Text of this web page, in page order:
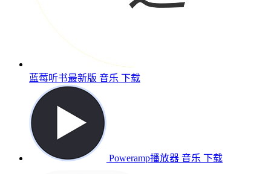
蓝莓听书最新版 音乐 下载
Poweramp播放器 音乐 下载